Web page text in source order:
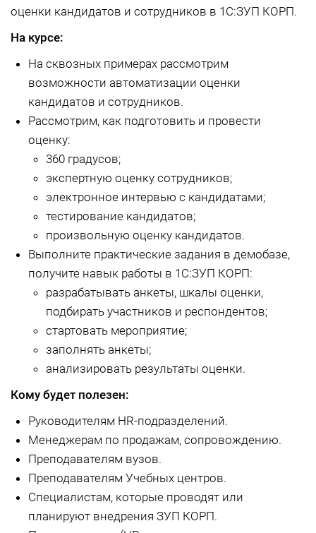
оценки кандидатов и сотрудников в 1С:ЗУП КОРП.
На курсе:
На сквозных примерах рассмотрим
возможности автоматизации оценки
кандидатов и сотрудников.
Рассмотрим, как подготовить и провести
оценку:
360 градусов;
экспертную оценку сотрудников;
электронное интервью с кандидатами;
тестирование кандидатов;
произвольную оценку кандидатов.
Выполните практические задания в демобазе,
получите навык работы в 1С:ЗУП КОРП:
разрабатывать анкеты, шкалы оценки,
подбирать участников и респондентов;
стартовать мероприятие;
заполнять анкеты;
анализировать результаты оценки.
Кому будет полезен:
Руководителям HR-подразделений.
Менеджерам по продажам, сопровождению.
Преподавателям вузов.
Преподавателям Учебных центров.
Специалистам, которые проводят или
планируют внедрения ЗУП КОРП.